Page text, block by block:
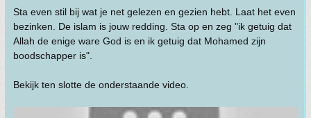
Sta even stil bij wat je net gelezen en gezien hebt. Laat het even
bezinken. De islam is jouw redding. Sta op en zeg "ik getuig dat
Allah de enige ware God is en ik getuig dat Mohamed zijn
boodschapper is".
Bekijk ten slotte de onderstaande video.